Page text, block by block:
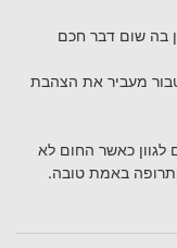
בה שום דבר חכם
מעביר את הצהבת
לגוון כאשר החום לא
התרופה באמת טובה.